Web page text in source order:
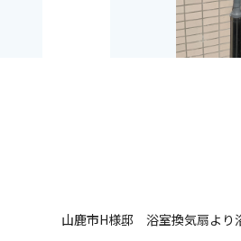
山鹿市H様邸 浴室換気扇より